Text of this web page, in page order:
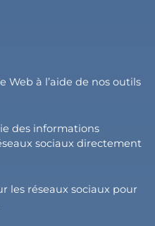
à l’aide de nos outils
des informations
sociaux directement
les réseaux sociaux pour